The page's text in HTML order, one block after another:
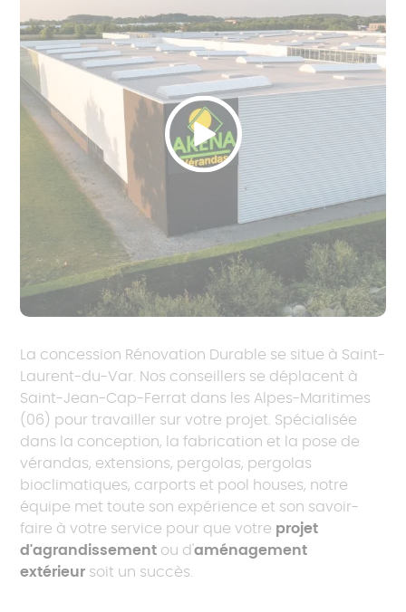
La concession Rénovation Durable se situe à Saint-
Laurent-du-Var. Nos conseillers se déplacent à
Saint-Jean-Cap-Ferrat dans les Alpes-Maritimes
(06) pour travailler sur votre projet. Spécialisée
dans la conception, la fabrication et la pose de
vérandas, extensions, pergolas, pergolas
bioclimatiques, carports et pool houses, notre
équipe met toute son expérience et son savoir-
faire à votre service pour que votre projet
d'agrandissement ou d'aménagement
extérieur soit un succès.